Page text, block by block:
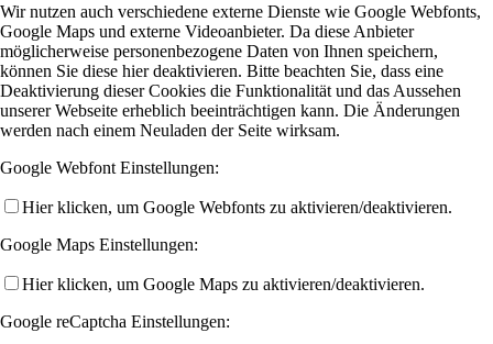
Wir nutzen auch verschiedene externe Dienste wie Google Webfonts,
Google Maps und externe Videoanbieter. Da diese Anbieter
möglicherweise personenbezogene Daten von Ihnen speichern,
können Sie diese hier deaktivieren. Bitte beachten Sie, dass eine
Deaktivierung dieser Cookies die Funktionalität und das Aussehen
unserer Webseite erheblich beeinträchtigen kann. Die Änderungen
werden nach einem Neuladen der Seite wirksam.
Google Webfont Einstellungen:
Hier klicken, um Google Webfonts zu aktivieren/deaktivieren.
Google Maps Einstellungen:
Hier klicken, um Google Maps zu aktivieren/deaktivieren.
Google reCaptcha Einstellungen: